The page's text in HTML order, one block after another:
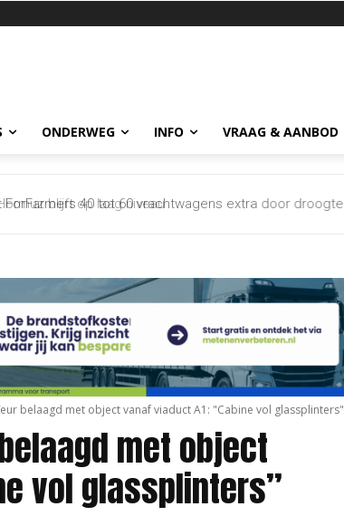
ONDERWEG INFO VRAAG & AANBOD
40 tot 60 vrachtwagens extra door droogte
belaagd met object vanaf viaduct A1: "Cabine vol glassplinters"
met object
vol glassplinters”